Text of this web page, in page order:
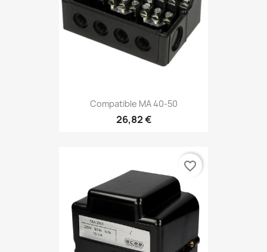
Compatible MA 40-50
26,82 €
favorite_border